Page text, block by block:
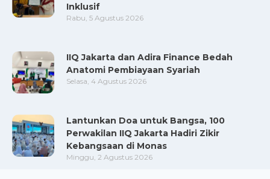
Inklusif
Rabu, 5 Agustus 2026
IIQ Jakarta dan Adira Finance Bedah
Anatomi Pembiayaan Syariah
Selasa, 4 Agustus 2026
Lantunkan Doa untuk Bangsa, 100
Perwakilan IIQ Jakarta Hadiri Zikir
Kebangsaan di Monas
Minggu, 2 Agustus 2026